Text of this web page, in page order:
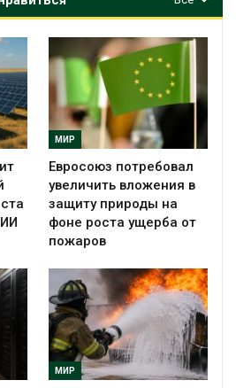
МИР
Евросоюз потребовал
увеличить вложения в
защиту природы на
фоне роста ущерба от
пожаров
МИР